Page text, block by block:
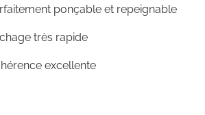
ponçable et repeignable
très rapide
excellente